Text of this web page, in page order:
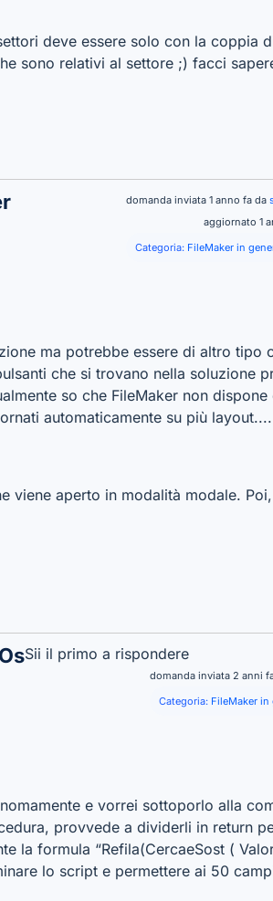
deve essere solo con la coppia
sono relativi al settore ;) facci
domanda inviata 1 anno fa da
aggiornato 1
Categoria: FileMaker in
ma potrebbe essere di altro tipo
che si trovano nella soluzione
so che FileMaker non
automaticamente su più layout....
viene aperto in modalità modale.
Sii il primo a rispondere
domanda inviata 2 anni
Categoria: FileMaker in
e vorrei sottoporlo alla
provvede a dividerli in return
la formula “Refila(CercaeSost (
lo script e permettere ai 50